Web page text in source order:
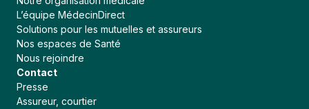
L’équipe MédecinDirect
Solutions pour les mutuelles et assureurs
Nos espaces de Santé
Nous rejoindre
Contact
Presse
Assureur, courtier